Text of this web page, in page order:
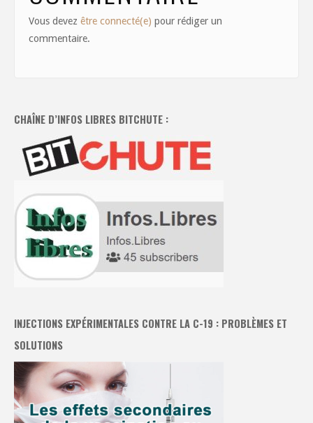
Vous devezêtre connecté(e) pour rédiger un
commentaire.
CHAÎNE D’INFOS LIBRES BITCHUTE :
INJECTIONS EXPÉRIMENTALES CONTRE LA C-19 : PROBLÈMES ET
SOLUTIONS